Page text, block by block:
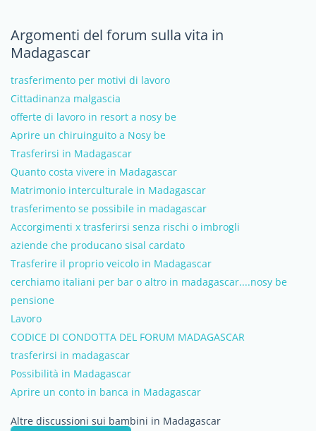
Argomenti del forum sulla vita in
Madagascar
trasferimento per motivi di lavoro
Cittadinanza malgascia
offerte di lavoro in resort a nosy be
Aprire un chiruinguito a Nosy be
Trasferirsi in Madagascar
Quanto costa vivere in Madagascar
Matrimonio interculturale in Madagascar
trasferimento se possibile in madagascar
Accorgimenti x trasferirsi senza rischi o imbrogli
aziende che producano sisal cardato
Trasferire il proprio veicolo in Madagascar
cerchiamo italiani per bar o altro in madagascar....nosy be
pensione
Lavoro
CODICE DI CONDOTTA DEL FORUM MADAGASCAR
trasferirsi in madagascar
Possibilità in Madagascar
Aprire un conto in banca in Madagascar
Altre discussioni sui bambini in Madagascar